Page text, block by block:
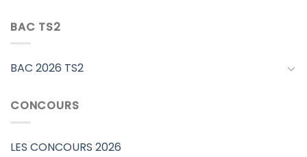
BAC TS2
BAC 2026 TS2
CONCOURS
LES CONCOURS 2026